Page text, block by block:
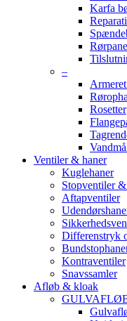
Karfa
–
Rosetter
Ventiler & haner
Kuglehaner
Stopventiler
Aftapventiler
Differenstryk
Kontraventiler
Snavssamler
Afløb & kloak